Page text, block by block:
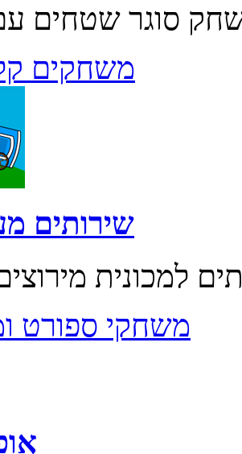
משחקים
שירותים
משחקי ספורט